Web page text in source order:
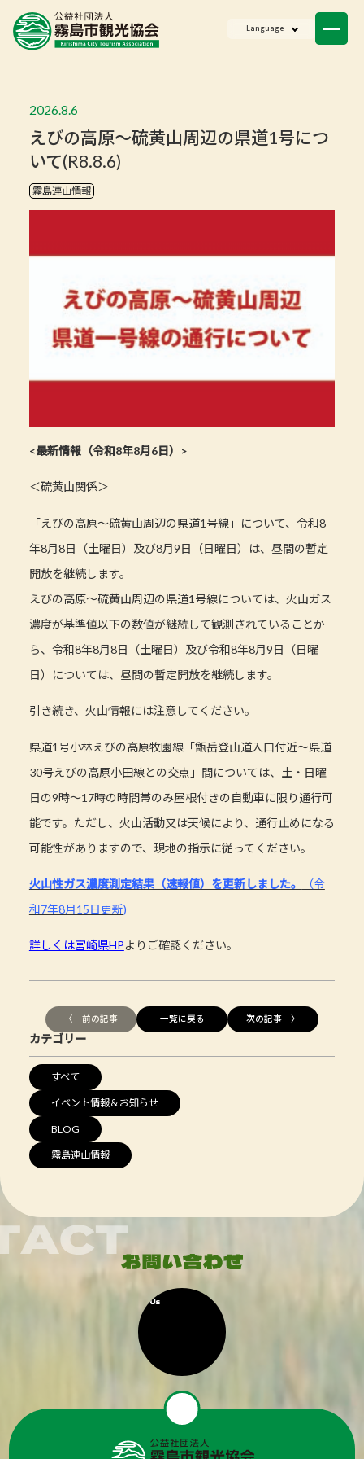
Language
2026.8.6
えびの高原～硫黄山周辺の県道1号につ
いて(R8.8.6)
霧島連山情報
<最新情報（令和8年8月6日）>
＜硫黄山関係＞
「えびの高原～硫黄山周辺の県道1号線」について、令和8
年8月8日（土曜日）及び8月9日（日曜日）は、昼間の暫定
開放を継続します。
えびの高原～硫黄山周辺の県道1号線については、火山ガス
濃度が基準値以下の数値が継続して観測されていることか
ら、令和8年8月8日（土曜日）及び令和8年8月9日（日曜
日）については、昼間の暫定開放を継続します。
引き続き、火山情報には注意してください。
県道1号小林えびの高原牧園線「甑岳登山道入口付近～県道
30号えびの高原小田線との交点」間については、土・日曜
日の9時～17時の時間帯のみ屋根付きの自動車に限り通行可
能です。ただし、火山活動又は天候により、通行止めになる
可能性がありますので、現地の指示に従ってください。
火山性ガス濃度測定結果（速報値）を更新しました。
（令
和7年8月15日更新)
詳しくは宮崎県HPよりご確認ください。
〈 前の記事 一覧に戻る 次の記事 〉
カテゴリー
すべて
イベント情報＆お知らせ
BLOG
霧島連山情報